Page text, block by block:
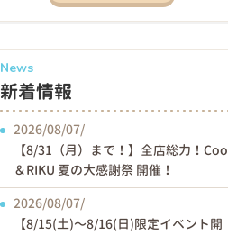
News
新着情報
2026/08/07/
【8/31（月）まで！】全店総力！Coo
＆RIKU 夏の大感謝祭 開催！
2026/08/07/
【8/15(土)〜8/16(日)限定イベント開